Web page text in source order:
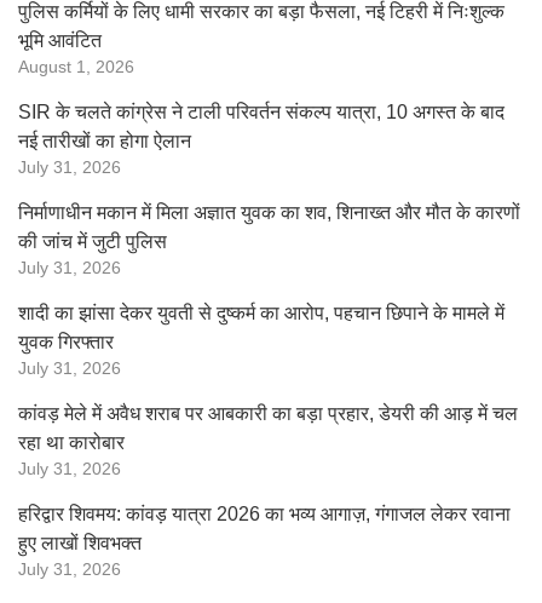
पुलिस कर्मियों के लिए धामी सरकार का बड़ा फैसला, नई टिहरी में निःशुल्क
भूमि आवंटित
August 1, 2026
SIR के चलते कांग्रेस ने टाली परिवर्तन संकल्प यात्रा, 10 अगस्त के बाद
नई तारीखों का होगा ऐलान
July 31, 2026
निर्माणाधीन मकान में मिला अज्ञात युवक का शव, शिनाख्त और मौत के कारणों
की जांच में जुटी पुलिस
July 31, 2026
शादी का झांसा देकर युवती से दुष्कर्म का आरोप, पहचान छिपाने के मामले में
युवक गिरफ्तार
July 31, 2026
कांवड़ मेले में अवैध शराब पर आबकारी का बड़ा प्रहार, डेयरी की आड़ में चल
रहा था कारोबार
July 31, 2026
हरिद्वार शिवमय: कांवड़ यात्रा 2026 का भव्य आगाज़, गंगाजल लेकर रवाना
हुए लाखों शिवभक्त
July 31, 2026